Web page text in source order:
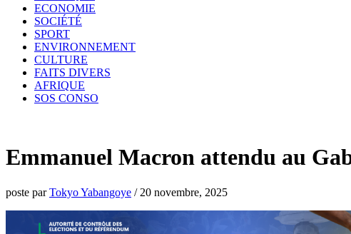
ECONOMIE
SOCIÉTÉ
SPORT
ENVIRONNEMENT
CULTURE
FAITS DIVERS
AFRIQUE
SOS CONSO
Emmanuel Macron attendu au
poste parTokyo Yabangoye / 20 novembre, 2025